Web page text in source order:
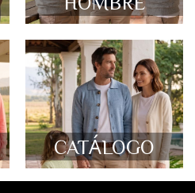
CATÁLOGO